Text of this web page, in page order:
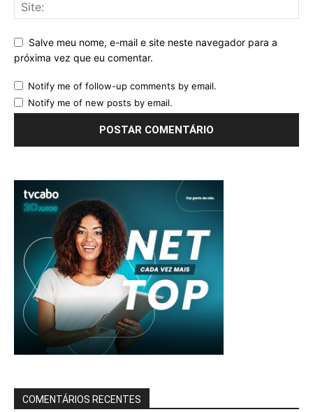
Salve meu nome, e-mail e site neste navegador para a
próxima vez que eu comentar.
Notify me of follow-up comments by email.
Notify me of new posts by email.
COMENTÁRIOS RECENTES